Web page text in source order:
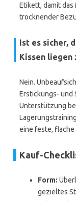
Etikett, damit
trocknender
Ist es sicher,
Kissen liegen
Nein.
Erstickungs- und
Unterstützung
eine feste, flache
Kauf-
Form:
gezieltes